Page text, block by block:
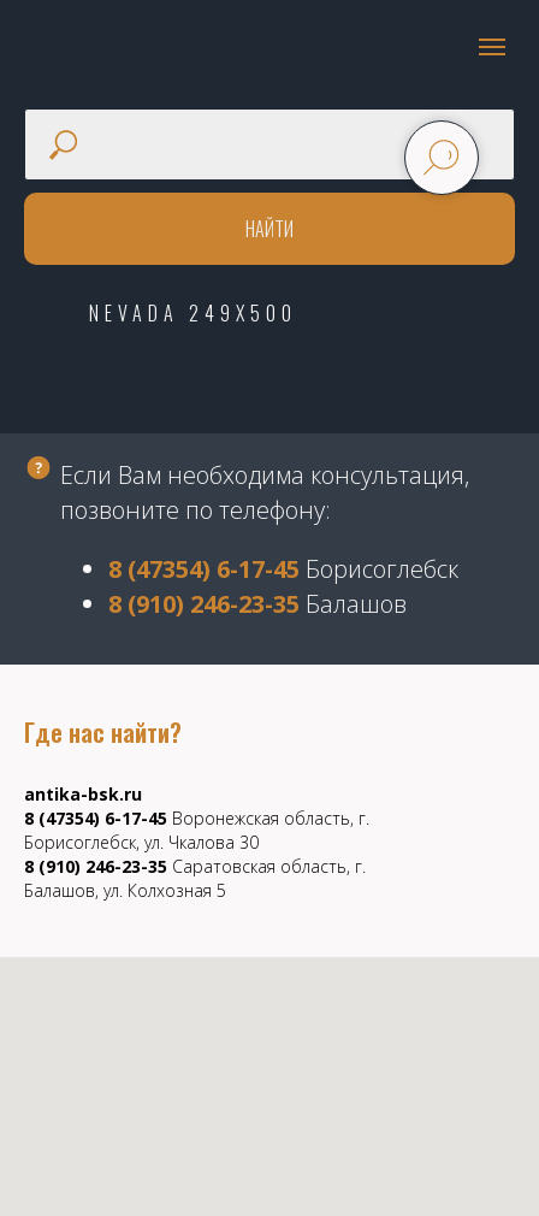
НАЙТИ
NEVADA 249X500
Если Вам необходима консультация,
позвоните по телефону:
8 (47354) 6-17-45 Борисоглебск
8 (910) 246-23-35 Балашов
Где нас найти?
antika-bsk.ru
8 (47354) 6-17-45 Воронежская область, г.
Борисоглебск, ул. Чкалова 30
8 (910) 246-23-35 Саратовская область, г.
Балашов, ул. Колхозная 5